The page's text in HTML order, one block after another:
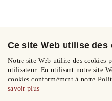
Ce site Web utilise des
Notre site Web utilise des cookies
utilisateur. En utilisant notre site
cookies conformément à notre
savoir plus